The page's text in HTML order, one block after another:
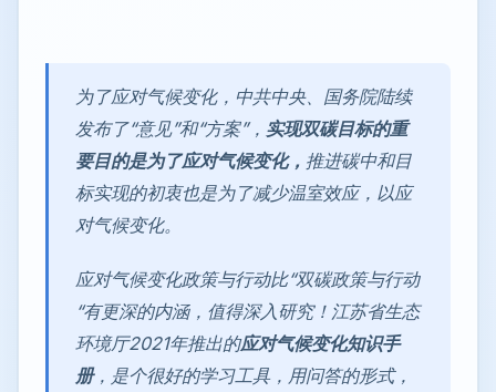
为了应对气候变化，中共中央、国务院陆续
发布了“意见”和“方案”， 实现双碳目标的重
要目的是为了应对气候变化， 推进碳中和目
标实现的初衷也是为了减少温室效应，以应
对气候变化。
应对气候变化政策与行动比“双碳政策与行动
“有更深的内涵，值得深入研究！江苏省生态
环境厅2021年推出的应对气候变化知识手
册，是个很好的学习工具，用问答的形式，